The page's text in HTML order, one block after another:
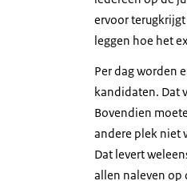
ervoor terugkrijgt
leggen hoe het
Per dag worden
kandidaten. Dat
Bovendien
andere plek niet
Dat levert
allen naleven op